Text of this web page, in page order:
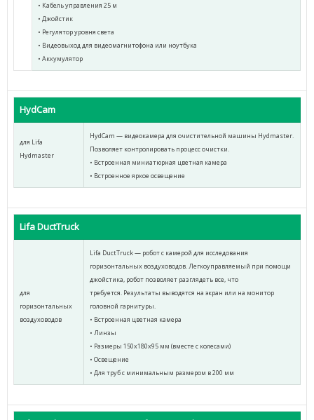
• Кабель управления 25 м
• Джойстик
• Регулятор уровня света
• Видеовыход для видеомагнитофона или ноутбука
• Аккумулятор
HydCam
для Lifa
Hydmaster
HydCam — видеокамера для очистительной машины Hydmaster.
Позволяет контролировать процесс очистки.
• Встроенная миниатюрная цветная камера
• Встроенное яркое освещение
Lifa DuctTruck
для
горизонтальных
воздуховодов
Lifa DuctTruck — робот с камерой для исследования
горизонтальных воздуховодов. Легкоуправляемый при помощи
джойстика, робот позволяет разглядеть все, что
требуется. Результаты выводятся на экран или на монитор
головной гарнитуры.
• Встроенная цветная камера
• Линзы
• Размеры 150х180х95 мм (вместе с колесами)
• Освещение
• Для труб с минимальным размером в 200 мм